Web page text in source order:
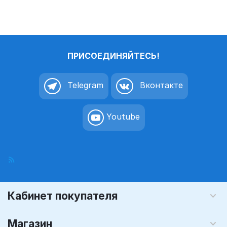
ПРИСОЕДИНЯЙТЕСЬ!
Telegram Вконтакте
Youtube
Кабинет покупателя
Магазин